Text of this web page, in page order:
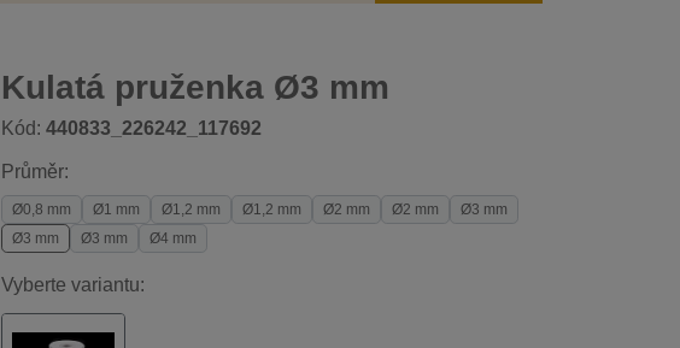
Kulatá pruženka Ø3 mm
Kód: 440833_226242_117692
Průměr:
Ø0,8 mm Ø1 mm Ø1,2 mm Ø1,2 mm Ø2 mm Ø2 mm
Ø3 mm
Ø3 mm
Ø3 mm Ø4 mm
Vyberte variantu: